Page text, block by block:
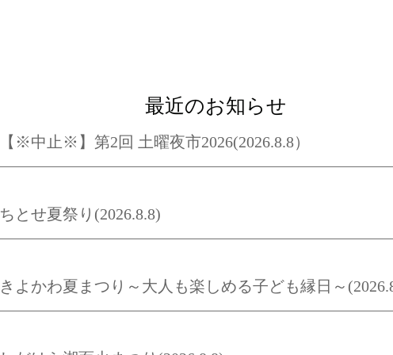
最近のお知らせ
【※中止※】第2回 土曜夜市2026(2026.8.8）
ちとせ夏祭り(2026.8.8)
きよかわ夏まつり～大人も楽しめる子ども縁日～